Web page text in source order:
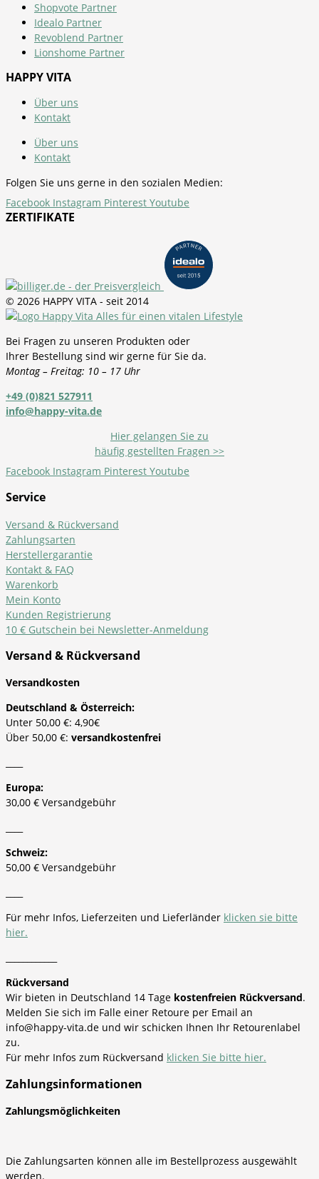
Shopvote Partner
Idealo Partner
Revoblend Partner
Lionshome Partner
HAPPY VITA
Über uns
Kontakt
Über uns
Kontakt
Folgen Sie uns gerne in den sozialen Medien:
Facebook Instagram Pinterest Youtube
ZERTIFIKATE
© 2026 HAPPY VITA - seit 2014
Bei Fragen zu unseren Produkten oder
Ihrer Bestellung sind wir gerne für Sie da.
Montag – Freitag: 10 – 17 Uhr
+49 (0)821 527911
info@happy-vita.de
Hier gelangen Sie zu
häufig gestellten Fragen >>
Facebook Instagram Pinterest Youtube
Service
Versand & Rückversand
Zahlungsarten
Herstellergarantie
Kontakt & FAQ
Warenkorb
Mein Konto
Kunden Registrierung
10 € Gutschein bei Newsletter-Anmeldung
Versand & Rückversand
Versandkosten
Deutschland & Österreich:
Unter 50,00 €: 4,90€
Über 50,00 €: versandkostenfrei
Europa:
30,00 € Versandgebühr
Schweiz:
50,00 € Versandgebühr
Für mehr Infos, Lieferzeiten und Lieferländer klicken sie bitte
hier.
Rückversand
Wir bieten in Deutschland 14 Tage kostenfreien Rückversand.
Melden Sie sich im Falle einer Retoure per Email an
info@happy-vita.de und wir schicken Ihnen Ihr Retourenlabel
zu.
Für mehr Infos zum Rückversand klicken Sie bitte hier.
Zahlungsinformationen
Zahlungsmöglichkeiten
Die Zahlungsarten können alle im Bestellprozess ausgewählt
werden.